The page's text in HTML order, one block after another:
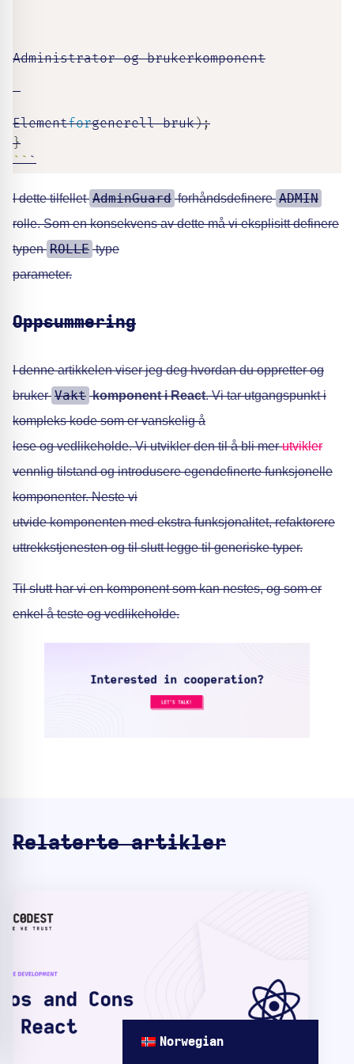
Administrator-og brukerkomponent
Elementforgenerell bruk);
}
```
I dette tilfellet AdminGuard forhåndsdefinere ADMIN
rolle. Som en konsekvens av dette må vi eksplisitt definere
typen ROLLE type
parameter.
Oppsummering
I denne artikkelen viser jeg deg hvordan du oppretter og
bruker Vakt komponent i React. Vi tar utgangspunkt i
kompleks kode som er vanskelig å
lese og vedlikeholde. Vi utvikler den til å bli merutvikler
vennlig tilstand og introdusere egendefinerte funksjonelle
komponenter. Neste vi
utvide komponenten med ekstra funksjonalitet, refaktorere
uttrekkstjenesten og til slutt legge til generiske typer.
Til slutt har vi en komponent som kan nestes, og som er
enkel å teste og vedlikeholde.
Relaterte artikler
Norwegian